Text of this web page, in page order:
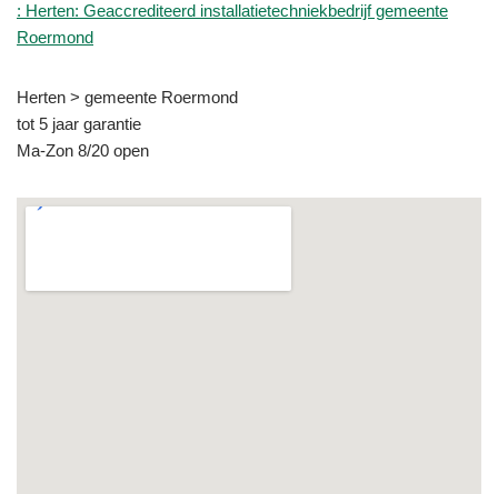
: Herten: Geaccrediteerd installatietechniekbedrijf gemeente
Roermond
Herten > gemeente Roermond
tot 5 jaar garantie
Ma-Zon 8/20 open